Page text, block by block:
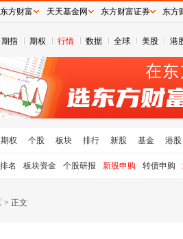
期指 期权 行情 数据 全球 美股 港
期权 个股 板块 排行 新股 基金 港股
名 板块资金 个股研报 新股申购 转债申购
> 正文
东方财富 天天基金网 东方财富证券 东方